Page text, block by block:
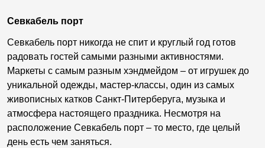
Севкабель порт
Севкабель порт никогда не спит и круглый год готов
радовать гостей самыми разными активностями.
Маркеты с самым разным хэндмейдом – от игрушек до
уникальной одежды, мастер-классы, один из самых
живописных катков Санкт-Питерберуга, музыка и
атмосфера настоящего праздника. Несмотря на
расположение Севкабель порт – то место, где целый
день есть чем заняться.